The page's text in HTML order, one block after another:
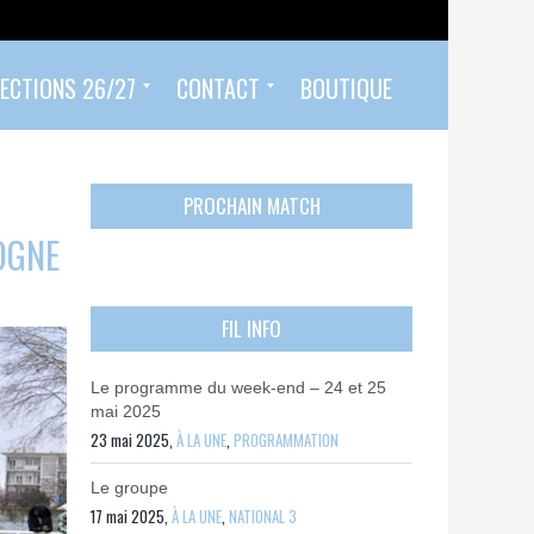
26/27 CONTACT BOUTIQUE
PROCHAIN MATCH
FIL INFO
Le programme du week-end – 24 et 25
mai 2025
23 mai 2025,À LA UNE,PROGRAMMATION
Le groupe
17 mai 2025,À LA UNE,NATIONAL 3